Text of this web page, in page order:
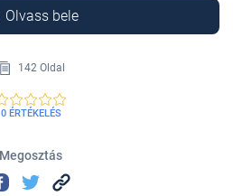
Olvass bele
142 Oldal
0 ÉRTÉKELÉS
Megosztás